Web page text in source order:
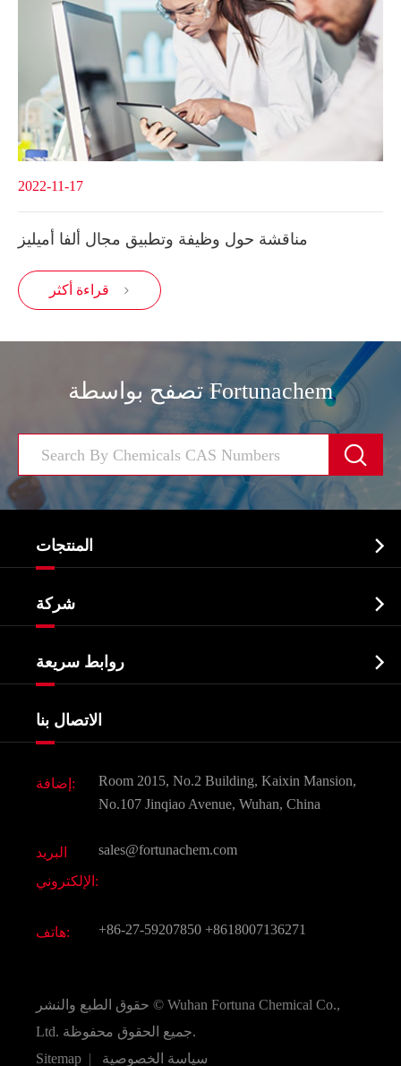
2022-11-17
مناقشة حول وظيفة وتطبيق مجال ألفا أميليز
قراءة أكثر 
تصفح بواسطة Fortunachem

المنتجات 
الصيدلانية وسيطة
البيوكيميائية
Agrochemicals و الوسطيات
مكونات مستحضرات التجميل
النكهات و عطور
الكيميائية CAS
جميع المواد الكيميائية غرامة
شركة 
شهادات و مصنع تظهر
شركة التاريخ
روابط سريعة 
الاتصال بنا
إضافة:
Room 2015, No.2 Building, Kaixin Mansion,
No.107 Jinqiao Avenue, Wuhan, China
البريد
الإلكتروني:
sales@fortunachem.com
هاتف: +86-27-59207850 +8618007136271
حقوق الطبع والنشر © Wuhan Fortuna Chemical Co.,
Ltd.
جميع الحقوق محفوظة.
Sitemap | سياسة الخصوصية